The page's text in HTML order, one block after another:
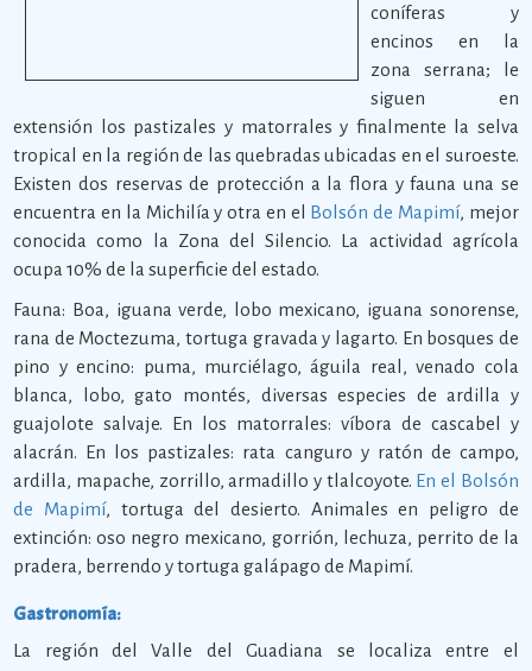
coníferas y
encinos en la
zona serrana; le
siguen en
extensión los pastizales y matorrales y finalmente la selva
tropical en la región de las quebradas ubicadas en el suroeste.
Existen dos reservas de protección a la flora y fauna una se
encuentra en la Michilía y otra en el
Bolsón de Mapimí, mejor
conocida como la Zona del Silencio. La actividad agrícola
ocupa 10% de la superficie del estado.
Fauna: Boa, iguana verde, lobo mexicano, iguana sonorense,
rana de Moctezuma, tortuga gravada y lagarto. En bosques de
pino y encino: puma, murciélago, águila real, venado cola
blanca, lobo, gato montés, diversas especies de ardilla y
guajolote salvaje. En los matorrales: víbora de cascabel y
alacrán. En los pastizales: rata canguro y ratón de campo,
ardilla, mapache, zorrillo, armadillo y tlalcoyote. En el Bolsón
de Mapimí, tortuga del desierto. Animales en peligro de
extinción: oso negro mexicano, gorrión, lechuza, perrito de la
pradera, berrendo y tortuga galápago de Mapimí.
Gastronomía:
La región del Valle del Guadiana se localiza entre el